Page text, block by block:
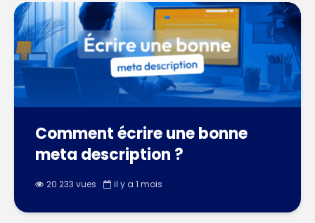
Comment écrire une bonne
meta description ?
20 233 vues il y a 1 mois